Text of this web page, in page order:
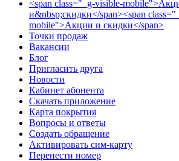
<span class="_g-visible-
и&nbsp;скидки</span><span
mobile">Акции и скидки</span>
Точки продаж
Вакансии
Блог
Пригласить друга
Новости
Кабинет абонента
Скачать приложение
Карта покрытия
Вопросы и ответы
Создать обращение
Активировать сим-карту
Перенести номер